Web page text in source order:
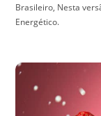
Brasileiro, Nesta
Energético.